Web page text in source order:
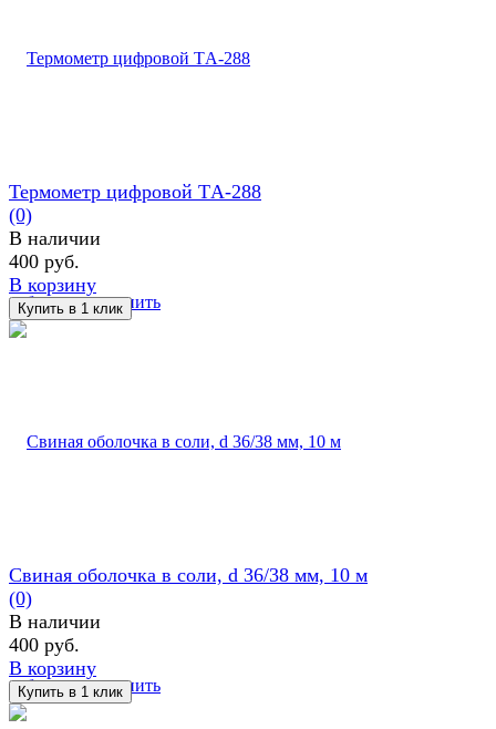
избранное сравнить
Термометр цифровой ТA-288
(0)
В наличии
400 руб.
В корзину
избранное сравнить
Свиная оболочка в соли, d 36/38 мм, 10 м
(0)
В наличии
400 руб.
В корзину